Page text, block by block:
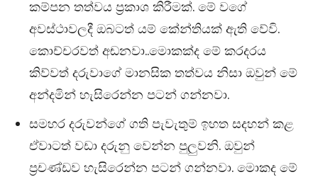
කම්පන තත්වය ප්‍රකාශ කිරීමක්. මේ වගේ
අවස්ථාවලදී ඔබටත් යම් කේන්තියක් ඇති වේවි.
කොච්චරවත් අඬනවා..මොකක්ද මේ කරදරය
කිව්වත් දරුවාගේ මානසික තත්වය නිසා ඔවුන් මේ
අන්දමින් හැසිරෙන්න පටන් ගන්නවා.
සමහර දරුවන්ගේ ගති පැවැතුම් ඉහත සදහන් කළ
ඒවාටත් වඩා දරුනු වෙන්න පුලුවනි. ඔවුන්
ප්‍රචණ්ඩව හැසිරෙන්න පටන් ගන්නවා. මොකද මේ